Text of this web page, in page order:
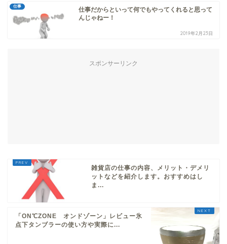
仕事
仕事だからといって何でもやってくれると思って
んじゃねー！
2019年2月23日
スポンサーリンク
雑貨店の仕事の内容、メリット・デメリ
ットなどを紹介します。おすすめはし
ま...
「ON℃ZONE オンドゾーン」レビュー氷
点下タンブラーの使い方や実際に...